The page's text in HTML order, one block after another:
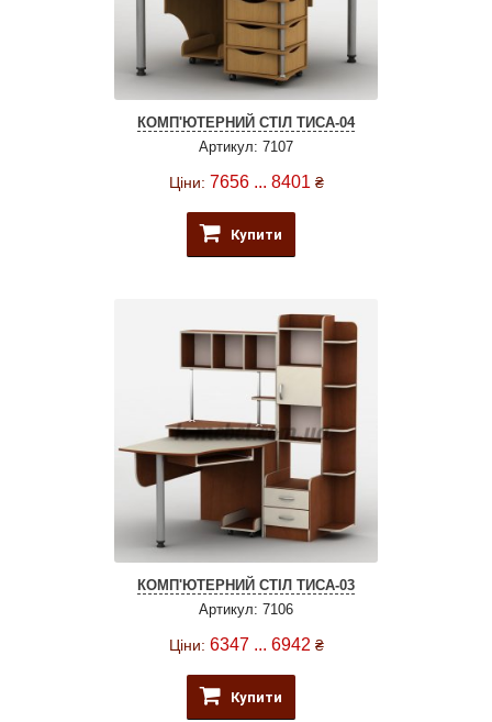
КОМП'ЮТЕРНИЙ СТІЛ ТИСА-04
Артикул: 7107
Ціни: 7656 ... 8401 ₴
Купити
КОМП'ЮТЕРНИЙ СТІЛ ТИСА-03
Артикул: 7106
Ціни: 6347 ... 6942 ₴
Купити